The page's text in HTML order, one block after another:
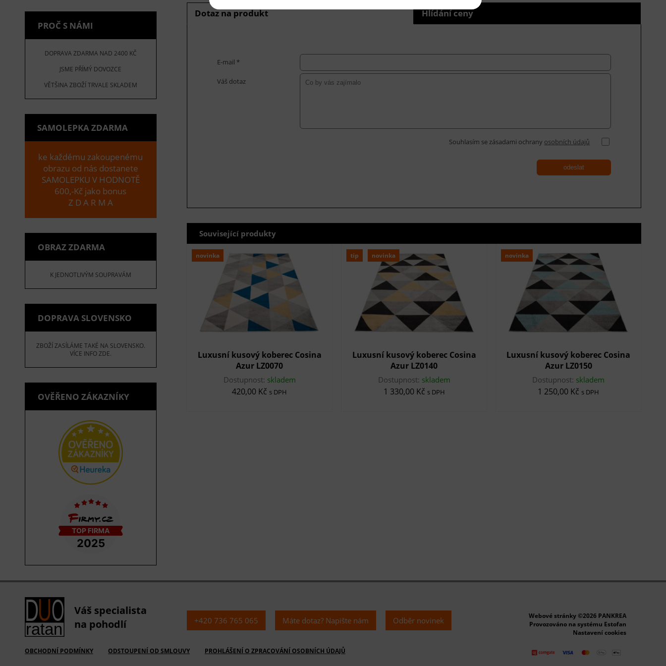
PROČ S NÁMI
DOPRAVA ZDARMA NAD 2400 KČ
JSME PŘÍMÝ DOVOZCE
VĚTŠINA ZBOŽÍ TRVALE SKLADEM
SAMOLEPKA ZDARMA
ke každému zakoupenému
obrazu od nás dostanete
SAMOLEPKU V HODNOTĚ
600,-Kč jako bonus
Z D A R M A
OBRAZ ZDARMA
K JEDNOTLIVÝM SOUPRAVÁM
DOPRAVA SLOVENSKO
ZBOŽÍ ZASÍLÁME TAKÉ NA SLOVENSKO.
VÍCE INFO ZDE.
OVĚŘENO ZÁKAZNÍKY
Dotaz na produkt Hlídání ceny
E-mail *
Váš dotaz
Souhlasím se zásadami ochrany osobních údajů
odeslat
Související produkty
novinka
Luxusní kusový koberec Cosina
Azur LZ0070
Dostupnost: skladem
420,00 Kč s DPH
tip novinka
Luxusní kusový koberec Cosina
Azur LZ0140
Dostupnost: skladem
1 330,00 Kč s DPH
novinka
Luxusní kusový koberec Cosina
Azur LZ0150
Dostupnost: skladem
1 250,00 Kč s DPH
Váš specialista
na pohodlí
OBCHODNÍ PODMÍNKY ODSTOUPENÍ OD SMLOUVY PROHLÁŠENÍ O ZPRACOVÁNÍ OSOBNÍCH ÚDAJŮ
+420 736 765 065 Máte dotaz? Napište nám Odběr novinek
Webové stránky ©2026 PANKREA
Provozováno na systému Estofan
Nastavení cookies